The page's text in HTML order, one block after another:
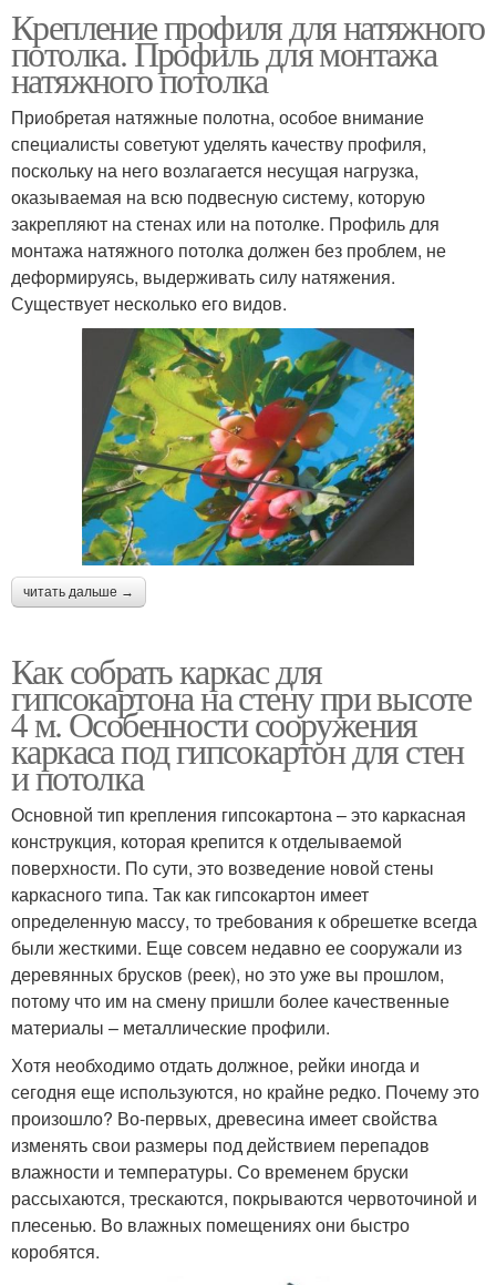
Крепление профиля для натяжного
потолка. Профиль для монтажа
натяжного потолка
Приобретая натяжные полотна, особое внимание
специалисты советуют уделять качеству профиля,
поскольку на него возлагается несущая нагрузка,
оказываемая на всю подвесную систему, которую
закрепляют на стенах или на потолке. Профиль для
монтажа натяжного потолка должен без проблем, не
деформируясь, выдерживать силу натяжения.
Существует несколько его видов.
читать дальше →
Как собрать каркас для
гипсокартона на стену при высоте
4 м. Особенности сооружения
каркаса под гипсокартон для стен
и потолка
Основной тип крепления гипсокартона – это каркасная
конструкция, которая крепится к отделываемой
поверхности. По сути, это возведение новой стены
каркасного типа. Так как гипсокартон имеет
определенную массу, то требования к обрешетке всегда
были жесткими. Еще совсем недавно ее сооружали из
деревянных брусков (реек), но это уже вы прошлом,
потому что им на смену пришли более качественные
материалы – металлические профили.
Хотя необходимо отдать должное, рейки иногда и
сегодня еще используются, но крайне редко. Почему это
произошло? Во-первых, древесина имеет свойства
изменять свои размеры под действием перепадов
влажности и температуры. Со временем бруски
рассыхаются, трескаются, покрываются червоточиной и
плесенью. Во влажных помещениях они быстро
коробятся.